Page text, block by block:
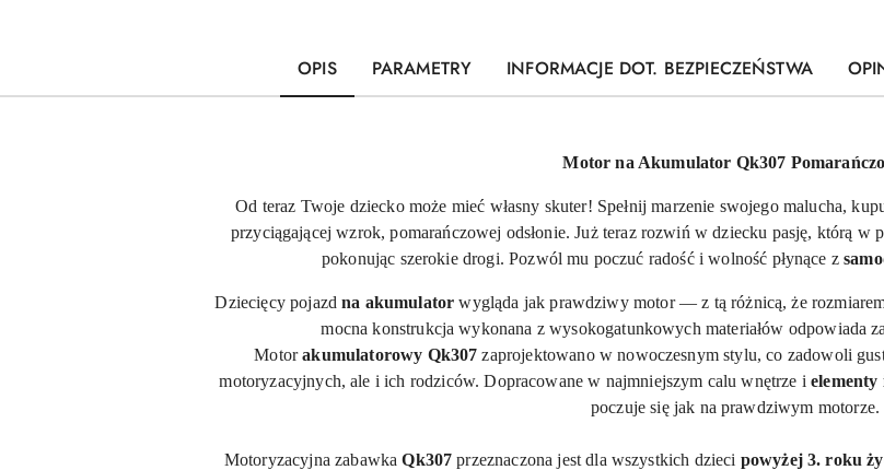
OPIS PARAMETRY INFORMACJE DOT. BEZPIECZEŃSTWA
Motor na Akumulator Qk307
Od teraz Twoje dziecko może mieć własny skuter! Spełnij marzenie swojego malucha,
przyciągającej wzrok, pomarańczowej odsłonie. Już teraz rozwiń w dziecku pasję, którą w
pokonując szerokie drogi. Pozwól mu poczuć radość i wolność płynące z
Dziecięcy pojazd na akumulator wygląda jak prawdziwy motor — z tą różnicą, że
mocna konstrukcja wykonana z wysokogatunkowych materiałów odpowiada
Motorakumulatorowy Qk307 zaprojektowano w nowoczesnym stylu, co zadowoli
motoryzacyjnych, ale i ich rodziców. Dopracowane w najmniejszym calu wnętrze ielementy
poczuje się jak na prawdziwym motorze.
Motoryzacyjna zabawkaQk307 przeznaczona jest dla wszystkich dzieci powyżej 3. roku